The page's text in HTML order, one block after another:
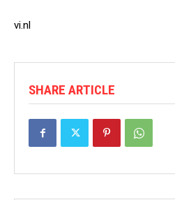
vi.nl
SHARE ARTICLE